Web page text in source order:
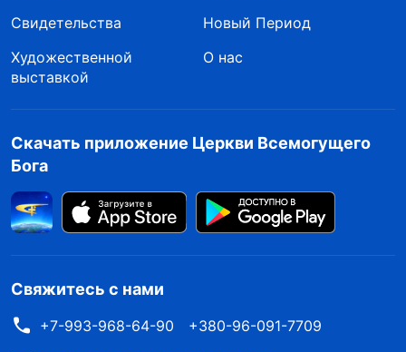
Свидетельства
Новый Период
Художественной
выставкой
О нас
Скачать приложение Церкви Всемогущего
Бога
Свяжитесь с нами
+7-993-968-64-90
+380-96-091-7709